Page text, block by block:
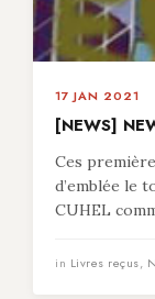
17 JAN 2021
[NEWS]
Ces
d’emblée le
CUHEL
in Livres reçus,